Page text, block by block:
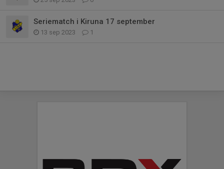
Seriematch i Kiruna 17 september
13 sep 2023 1